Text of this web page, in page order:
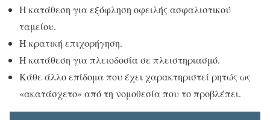
Η κατάθεση για εξόφληση οφειλής ασφαλιστικού
ταμείου.
Η κρατική επιχορήγηση.
Η κατάθεση για πλειοδοσία σε πλειστηριασμό.
Κάθε άλλο επίδομα που έχει χαρακτηριστεί ρητώς ως
«ακατάσχετο» από τη νομοθεσία που το προβλέπει.